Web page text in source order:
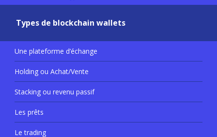
Types de blockchain wallets
Une plateforme d’échange
Holding ou Achat/Vente
Stacking ou revenu passif
Les prêts
Le trading